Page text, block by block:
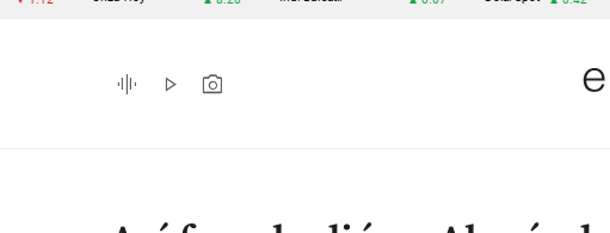
indicadores
económicos
graphic_eq play_arrow photo_camera